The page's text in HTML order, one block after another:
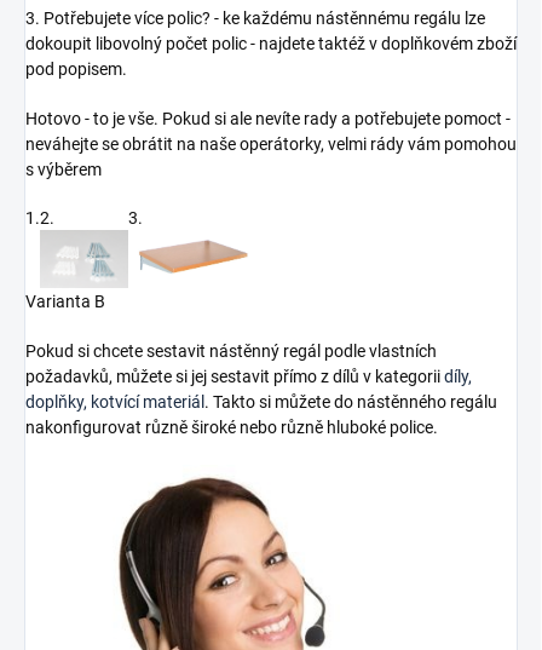
3. Potřebujete více polic? - ke každému nástěnnému regálu lze
dokoupit libovolný počet polic - najdete taktéž v doplňkovém zboží
pod popisem.
Hotovo - to je vše. Pokud si ale nevíte rady a potřebujete pomoct -
neváhejte se obrátit na naše operátorky, velmi rády vám pomohou
s výběrem
1.2. 3.
Varianta B
Pokud si chcete sestavit nástěnný regál podle vlastních
požadavků, můžete si jej sestavit přímo z dílů v kategoriidíly,
doplňky, kotvící materiál . Takto si můžete do nástěnného regálu
nakonfigurovat různě široké nebo různě hluboké police.